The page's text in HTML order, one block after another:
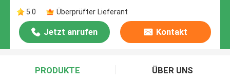
5.0
Überprüfter Lieferant
Jetzt anrufen Kontakt
PRODUKTE ÜBER UNS